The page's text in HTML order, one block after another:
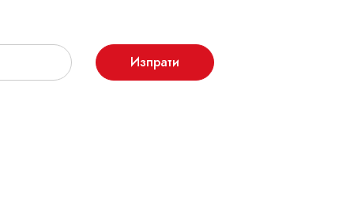
Изпрати